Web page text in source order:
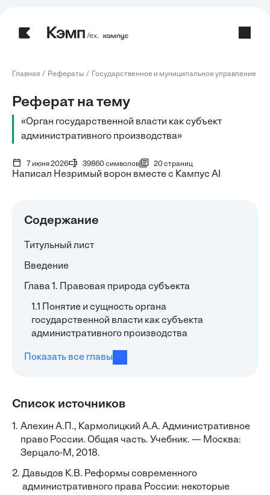
/ех.
Главная Рефераты Государственное и муниципальное управление
Реферат на тему
«Орган государственной власти как субъект
административного производства»
7 июня 2026 39860 символов 20 страниц
Написал Незримый ворон вместе с Кампус AI
Содержание
Титульный лист
Введение
Глава 1. Правовая природа субъекта
1.1 Понятие и сущность органа
государственной власти как субъекта
административного производства
Показать все главы
Список источников
1. Алехин А.П., Кармолицкий А.А. Административное
право России. Общая часть. Учебник. — Москва:
Зерцало-М, 2018.
2. Давыдов К.В. Реформы современного
административного права России: некоторые